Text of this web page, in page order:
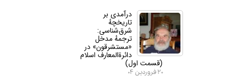
درآمدی بر
تاریخچهٔ
شرق‌شناسی:
ترجمهٔ مدخل
«مستشرقون» در
دائرة‌المعارف اسلام
(قسمت اول)
۲۰ فروردین ۰۴